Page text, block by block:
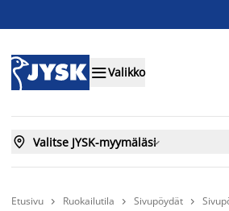
Valikko
 Valitse JYSK-myymäläsi
Etusivu  Ruokailutila  Sivupöydät 